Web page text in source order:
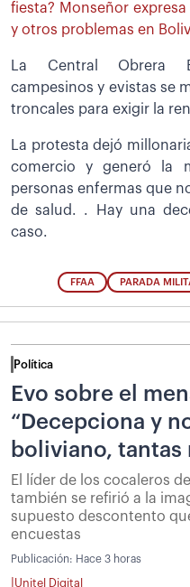
fiesta? Monseñor
y otros problemas en
La Central Obrera
campesinos y evistas se
troncales para exigir la
La protesta dejó
comercio y generó la
personas enfermas que
de salud. . Hay una
caso.
FFAA PARADA
Política
Evo sobre el
“Decepciona y
boliviano, tantas
El líder de los cocaleros
también se refirió a la
supuesto descontento
encuestas
Publicación: Hace 3 horas
Unitel Digital